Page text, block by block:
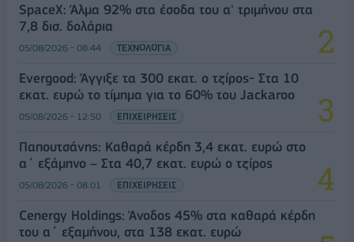
SpaceX: Άλμα 92% στα έσοδα του α' τριμήνου στα
7,8 δισ. δολάρια
05/08/2026 - 08:44 ΤΕΧΝΟΛΟΓΙΑ
Evergood: Άγγιξε τα 300 εκατ. ο τζίρος- Στα 10
εκατ. ευρώ το τίμημα για το 60% του Jackaroo
05/08/2026 - 12:50 ΕΠΙΧΕΙΡΗΣΕΙΣ
Παπουτσάνης: Καθαρά κέρδη 3,4 εκατ. ευρώ στο
α΄ εξάμηνο – Στα 40,7 εκατ. ευρώ ο τζίρος
05/08/2026 - 08:01 ΕΠΙΧΕΙΡΗΣΕΙΣ
Cenergy Holdings: Άνοδος 45% στα καθαρά κέρδη
του α΄ εξαμήνου, στα 138 εκατ. ευρώ